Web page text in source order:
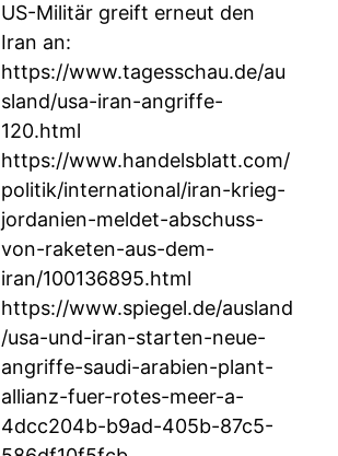
US-Militär greift erneut den
Iran an:
https://www.tagesschau.de/au
sland/usa-iran-angriffe-
120.html
https://www.handelsblatt.com/
politik/international/iran-krieg-
jordanien-meldet-abschuss-
von-raketen-aus-dem-
iran/100136895.html
https://www.spiegel.de/ausland
/usa-und-iran-starten-neue-
angriffe-saudi-arabien-plant-
allianz-fuer-rotes-meer-a-
4dcc204b-b9ad-405b-87c5-